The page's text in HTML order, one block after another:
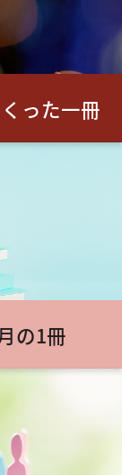
った一冊
の1冊